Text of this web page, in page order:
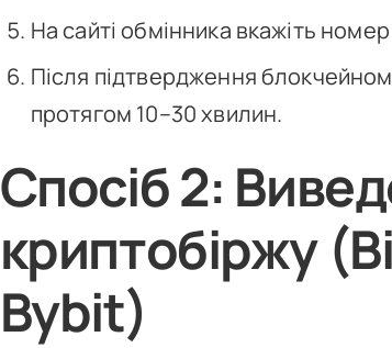
На сайті обмінника вкажіть
Після підтвердження
протягом 10–30 хвилин.
Спосіб 2:
криптобіржу
Bybit)